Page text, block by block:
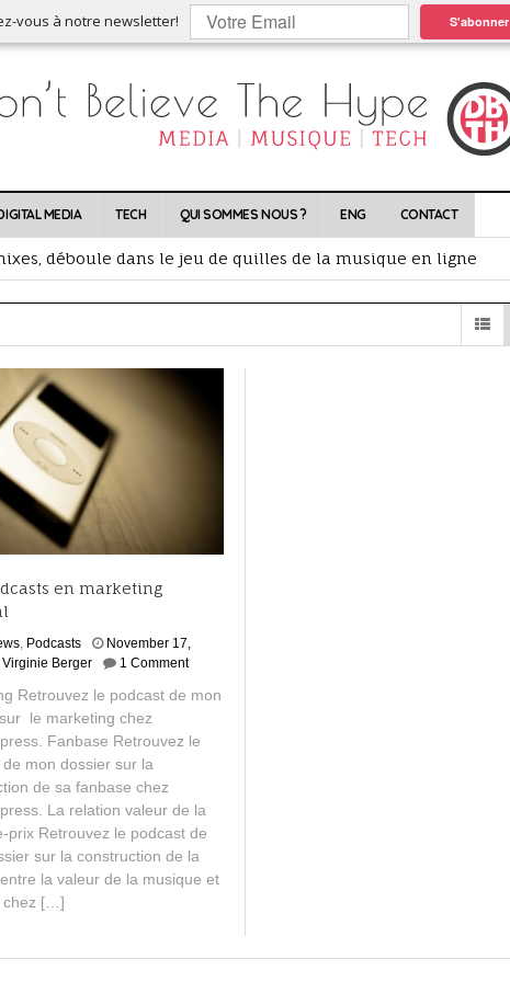
vous à notre newsletter! S'abonner
MEDIA TECH QUI SOMMES NOUS ? ENG CONTACT
l’occasion, les plus jeunes achètent du neuf
déboule dans le jeu de quilles de la musique en ligne
conséquences ?
!
en marketing
, Podcasts
November 17,
Virginie Berger 1 Comment
Retrouvez le podcast de mon
le marketing chez
Fanbase Retrouvez le
de mon dossier sur la
de sa fanbase chez
La relation valeur de la
prix Retrouvez le podcast de
sur la construction de la
la valeur de la musique et
chez […]